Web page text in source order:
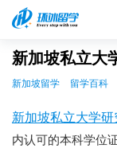
新加坡私立大
新加坡留学 留学百科
新加坡私立大学研
内认可的本科学位